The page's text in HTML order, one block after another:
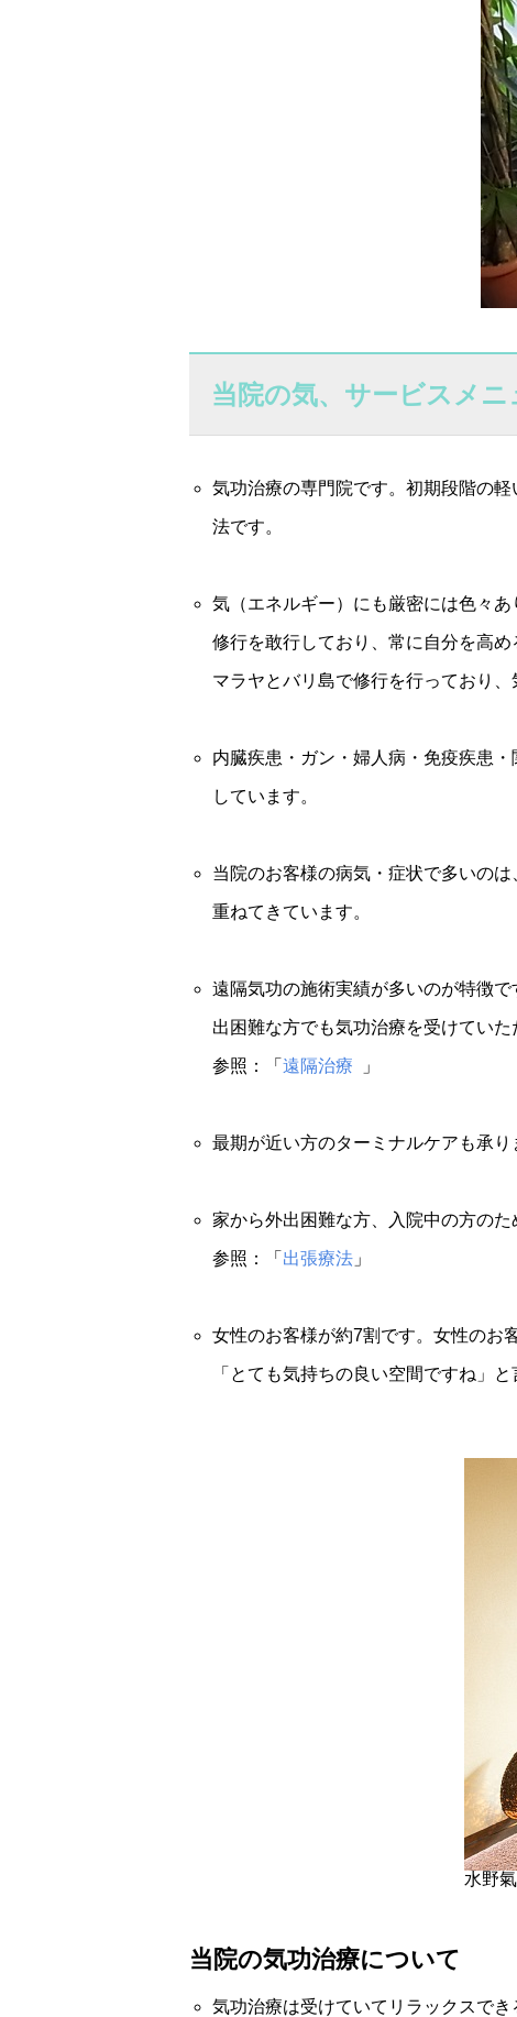
当院の気、サービスメ
気功治療の専門院です。初期段階の
法です。
気（エネルギー）にも厳密には色々
修行を敢行しており、常に自分を高
マラヤとバリ島で修行を行っており
内臓疾患・ガン・婦人病・免疫疾患
しています。
当院のお客様の病気・症状で多いの
重ねてきています。
遠隔気功の施術実績が多いのが特徴
出困難な方でも気功治療を受けていた
参照：「 遠隔治療 」
最期が近い方のターミナルケアも承
家から外出困難な方、入院中の方のた
参照：「 出張療法」
女性のお客様が約7割です。女性のお
「とても気持ちの良い空間ですね」と
水野
当院の気功治療について
気功治療は受けていてリラックスで